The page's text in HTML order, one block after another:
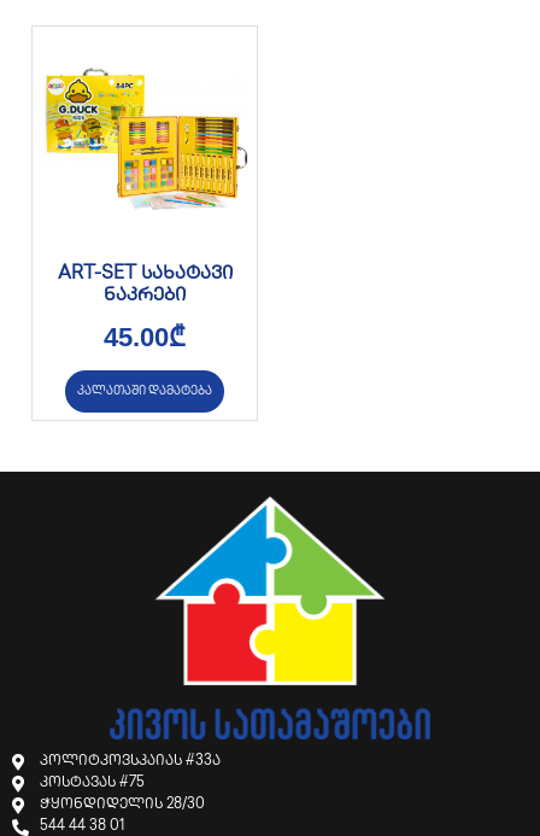
ART-SET სახატავი
ნაკრები
45.00₾
კალათაში დამატება
პოლიტკოვსკაიას #33ა
კოსტავას #75
ჭყონდიდელის 28/30
544 44 38 01